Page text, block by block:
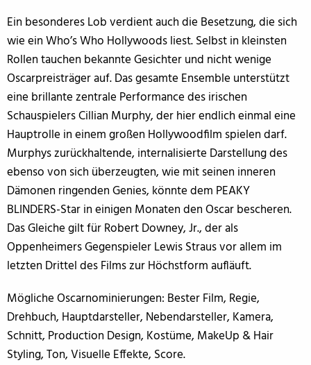
Ein besonderes Lob verdient auch die Besetzung, die sich
wie ein Who’s Who Hollywoods liest. Selbst in kleinsten
Rollen tauchen bekannte Gesichter und nicht wenige
Oscarpreisträger auf. Das gesamte Ensemble unterstützt
eine brillante zentrale Performance des irischen
Schauspielers Cillian Murphy, der hier endlich einmal eine
Hauptrolle in einem großen Hollywoodfilm spielen darf.
Murphys zurückhaltende, internalisierte Darstellung des
ebenso von sich überzeugten, wie mit seinen inneren
Dämonen ringenden Genies, könnte dem PEAKY
BLINDERS-Star in einigen Monaten den Oscar bescheren.
Das Gleiche gilt für Robert Downey, Jr., der als
Oppenheimers Gegenspieler Lewis Straus vor allem im
letzten Drittel des Films zur Höchstform aufläuft.
Mögliche Oscarnominierungen: Bester Film, Regie,
Drehbuch, Hauptdarsteller, Nebendarsteller, Kamera,
Schnitt, Production Design, Kostüme, MakeUp & Hair
Styling, Ton, Visuelle Effekte, Score.